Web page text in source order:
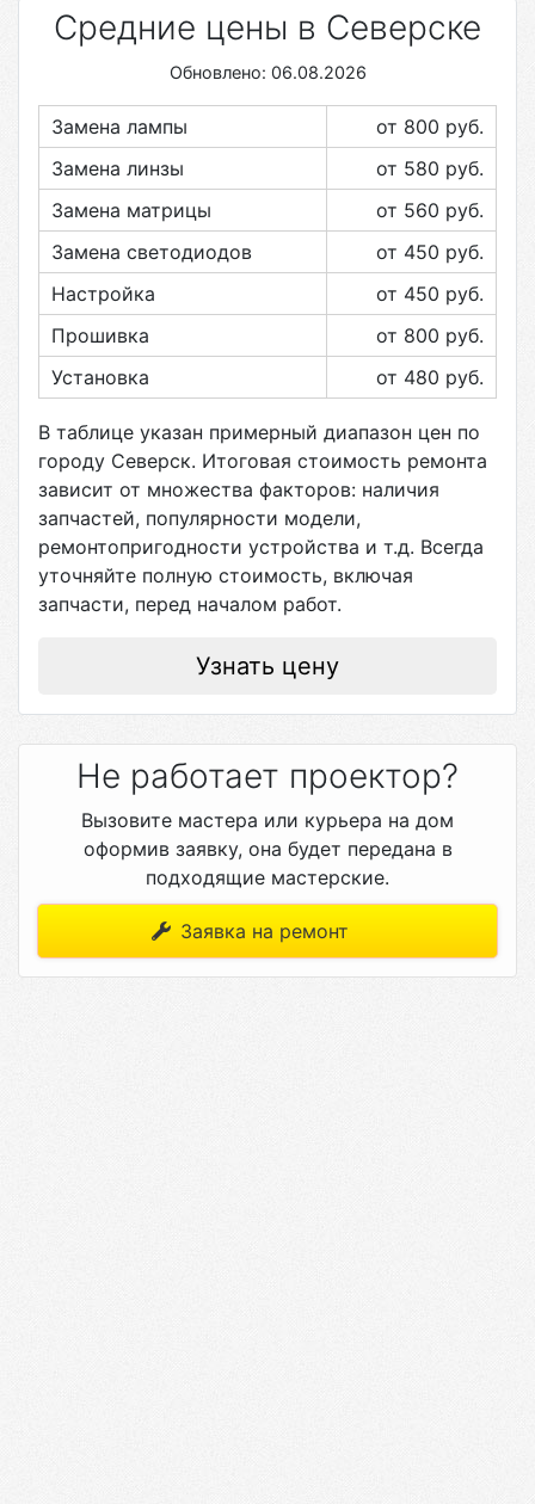
Средние цены в Северске
Обновлено: 06.08.2026
Замена лампы от 800 руб.
Замена линзы
от 580 руб.
Замена матрицы
от 560 руб.
Замена светодиодов
от 450 руб.
Настройка
от 450 руб.
Прошивка
от 800 руб.
Установка
от 480 руб.
В таблице указан примерный диапазон цен по
городу Северск. Итоговая стоимость ремонта
зависит от множества факторов: наличия
запчастей, популярности модели,
ремонтопригодности устройства и т.д. Всегда
уточняйте полную стоимость, включая
запчасти, перед началом работ.
Узнать цену
Не работает проектор?
Вызовите мастера или курьера на дом
оформив заявку, она будет передана в
подходящие мастерские.
Заявка на ремонт